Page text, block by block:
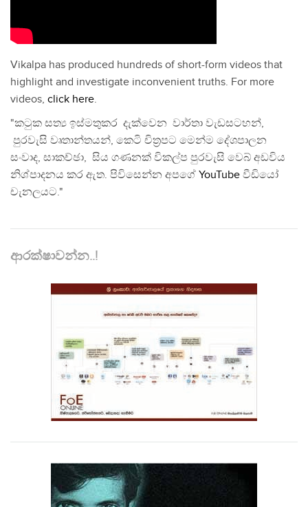
Vikalpa has produced hundreds of short-form videos that
highlight and investigate inconvenient truths. For more
videos, click here.
"කටුක සත්‍ය ඉස්මතුකර දැක්වෙන වාර්තා වැඩසටහන්,
පුරවැසි වෘතාන්තයන්, කෙටි චිත්‍රපට මෙන්ම දේශපාලන
සංවාද, සාකච්ඡා, සිය ගණනක් විකල්ප පුරවැසි වෙබ් අඩවිය
නිශ්පාදනය කර ඇත. පිවිසෙන්න අපගේ YouTube වීඩියෝ
චැනලයට."
ආරක්ෂාවන්න..!